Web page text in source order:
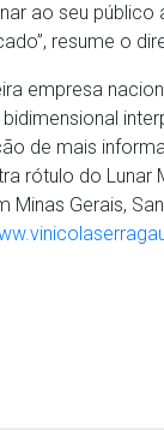
ao seu
resume o
empresa
de mais
rótulo do Lunar
Minas Gerais,